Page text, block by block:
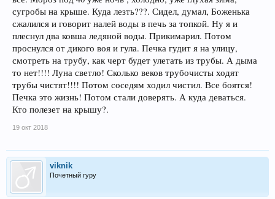
сугробы на крыше. Куда лезть???. Сидел, думал, Боженька
сжалился и говорит налей воды в печь за топкой. Ну я и
плеснул два ковша ледяной воды. Прикимарил. Потом
проснулся от дикого воя и гула. Печка гудит я на улицу,
смотреть на трубу, как черт будет улетать из трубы. А дыма
то нет!!!! Луна светло! Сколько веков трубочисты ходят
трубы чистят!!!! Потом соседям ходил чистил. Все боятся!
Печка это жизнь! Потом стали доверять. А куда деваться.
Кто полезет на крышу?.
19 окт 2018
viknik
Почетный гуру